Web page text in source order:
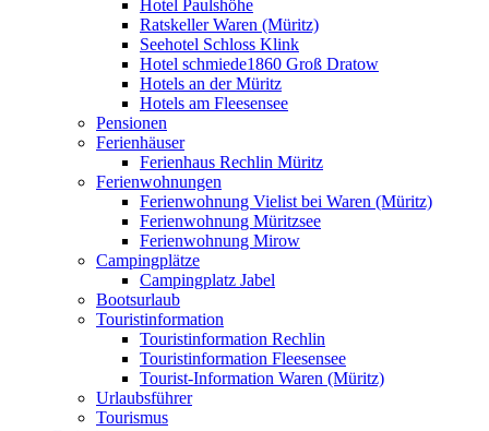
Hotel Paulshöhe
Ratskeller Waren (Müritz)
Seehotel Schloss Klink
Hotel schmiede1860 Groß Dratow
Hotels an der Müritz
Hotels am Fleesensee
Pensionen
Ferienhäuser
Ferienhaus Rechlin Müritz
Ferienwohnungen
Ferienwohnung Vielist bei Waren (Müritz)
Ferienwohnung Müritzsee
Ferienwohnung Mirow
Campingplätze
Campingplatz Jabel
Bootsurlaub
Touristinformation
Touristinformation Rechlin
Touristinformation Fleesensee
Tourist-Information Waren (Müritz)
Urlaubsführer
Tourismus